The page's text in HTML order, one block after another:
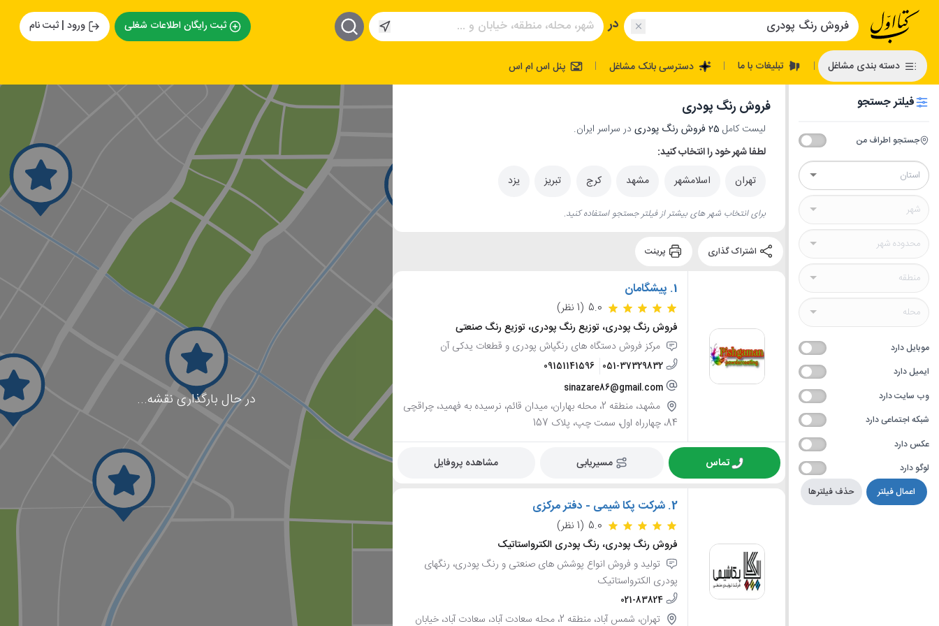
در ثبت رایگان اطلاعات شغلی ورود | ثبت نام
دسته بندی مشاغل | تبلیغات با ما | دسترسی بانک مشاغل | پنل اس ام اس
فیلتر جستجو
جستجو اطراف من
موبایل دارد
ایمیل دارد
وب سایت دارد
شبکه اجتماعی دارد
عکس دارد
لوگو دارد
حذف فیلترها
اعمال فیلتر
فروش رنگ پودری
لیست کامل 25 فروش رنگ پودری
در سراسر ایران.
لطفا شهر خود را انتخاب کنید:
تهران
اسلامشهر مشهد کرج تبریز یزد
برای انتخاب شهر های بیشتر از فیلتر جستجو استفاده کنید.
1. پیشگامان
5.0 (1 نظر)
فروش رنگ پودری، توزیع رنگ پودری، توزیع رنگ صنعتی
مرکز فروش دستگاه های رنگپاش پودری و قطعات یدکی آن
051-37329832
09151141596
sinazare86@gmail.com
مشهد، منطقه 2، محله بهاران، میدان قائم، نرسیده به فهمید، چراقچی
84، چهارراه اول، سمت چپ، پلاک 157
تماس مسیریابی مشاهده پروفایل
2. شرکت پکا شیمی - دفتر مرکزی
5.0 (1 نظر)
فروش رنگ پودری، رنگ پودری الکترواستاتیک
تولید و فروش انواع پوشش های صنعتی و رنگ پودری، رنگهای
پودری الکترواستاتیک
021-83824
تهران، شمس آباد، منطقه 2، محله سعادت آباد، سعادت آباد، خیابان
در حال بارگذاری نقشه...